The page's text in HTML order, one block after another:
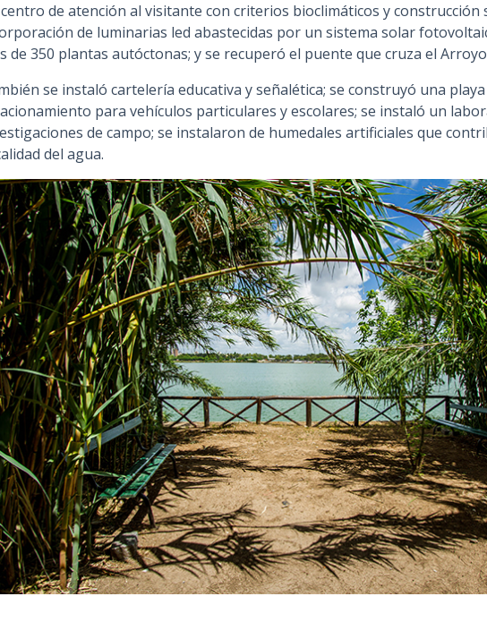
de atención al visitante con criterios bioclimáticos y construcción
de luminarias led abastecidas por un sistema solar
de 350 plantas autóctonas; y se recuperó el puente que cruza el
se instaló cartelería educativa y señalética; se construyó una playa
para vehículos particulares y escolares; se instaló un
de campo; se instalaron de humedales artificiales que
del agua.